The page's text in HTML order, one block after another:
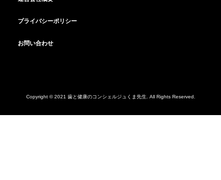
プライバシーポリシー
お問い合わせ
Copyright © 2021 歯と健康のコンシェルジュくま先生. All Rights Reserved.